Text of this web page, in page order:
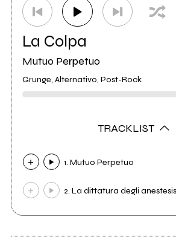
La Colpa
Mutuo Perpetuo
Grunge, Alternativo, Post-Rock
TRACKLIST
1. Mutuo Perpetuo
2. La dittatura degli